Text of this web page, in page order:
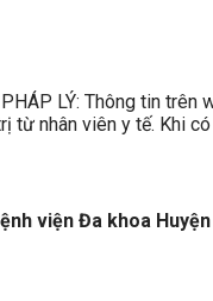
PHÁP LÝ: Thông tin
từ nhân viên y tế. Khi
viện Đa khoa